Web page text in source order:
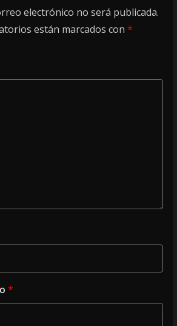
electrónico no será publicada.
están marcados con *
*